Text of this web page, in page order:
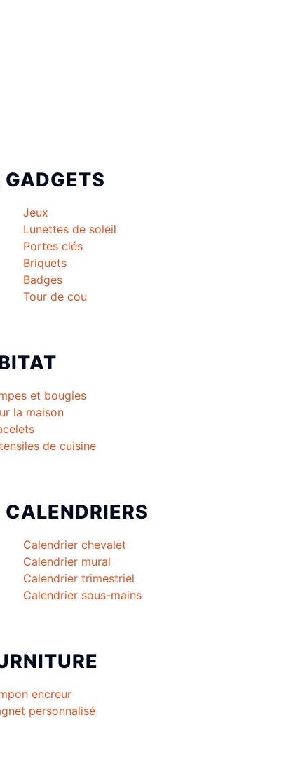
GADGETS
Jeux
Lunettes de soleil
Portes clés
Briquets
Badges
Tour de cou
et bougies
la maison
de cuisine
CALENDRIERS
Calendrier chevalet
Calendrier mural
Calendrier trimestriel
Calendrier sous-mains
encreur
personnalisé